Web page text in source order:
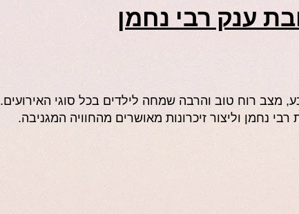
ענק רבי נחמן
מצב רוח טוב והרבה שמחה לילדים בכל סוגי האירועים.
נחמן וליצור זיכרונות מאושרים מהחוויה המגניבה.